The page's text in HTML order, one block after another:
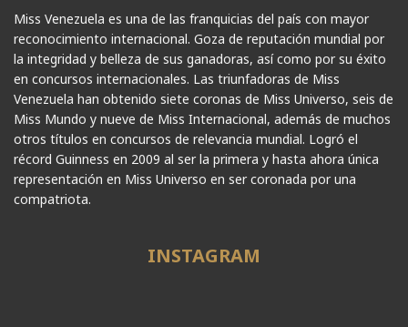
Miss Venezuela es una de las franquicias del país con mayor
reconocimiento internacional. Goza de reputación mundial por
la integridad y belleza de sus ganadoras, así como por su éxito
en concursos internacionales. Las triunfadoras de Miss
Venezuela han obtenido siete coronas de Miss Universo, seis de
Miss Mundo y nueve de Miss Internacional, además de muchos
otros títulos en concursos de relevancia mundial. Logró el
récord Guinness en 2009 al ser la primera y hasta ahora única
representación en Miss Universo en ser coronada por una
compatriota.
INSTAGRAM